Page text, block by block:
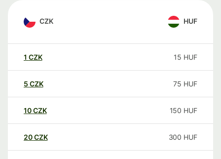
CZK HUF
1 CZK 15 HUF
5 CZK 75 HUF
10CZK 150 HUF
20CZK 300 HUF